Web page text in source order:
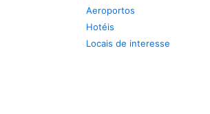
Aeroportos
Hotéis
Locais de interesse